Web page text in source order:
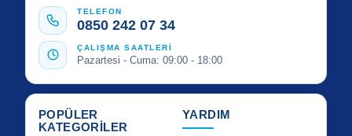
TELEFON
0850 242 07 34
ÇALIŞMA SAATLERİ
Pazartesi - Cuma: 09:00 - 18:00
POPÜLER
KATEGORİLER
YARDIM